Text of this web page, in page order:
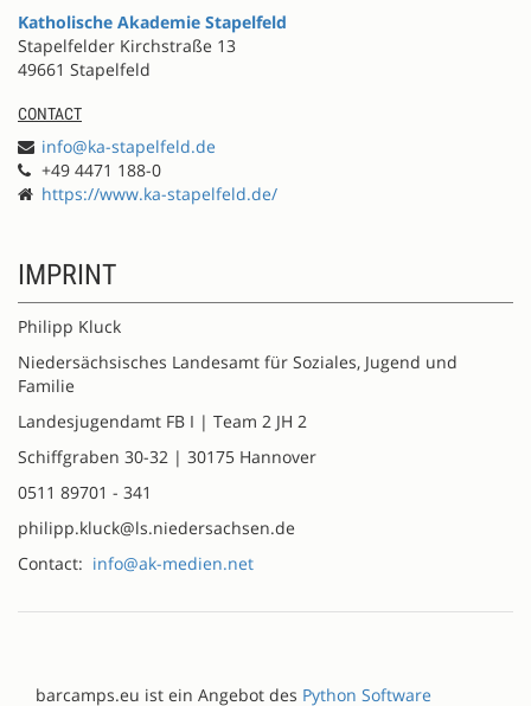
Katholische Akademie Stapelfeld
Stapelfelder Kirchstraße 13
49661 Stapelfeld
CONTACT
info@ka-stapelfeld.de
+49 4471 188-0
https://www.ka-stapelfeld.de/
IMPRINT
Philipp Kluck
Niedersächsisches Landesamt für Soziales, Jugend und
Familie
Landesjugendamt FB I | Team 2 JH 2
Schiffgraben 30-32 | 30175 Hannover
0511 89701 - 341
philipp.kluck@ls.niedersachsen.de
Contact: info@ak-medien.net
barcamps.eu ist ein Angebot des Python Software